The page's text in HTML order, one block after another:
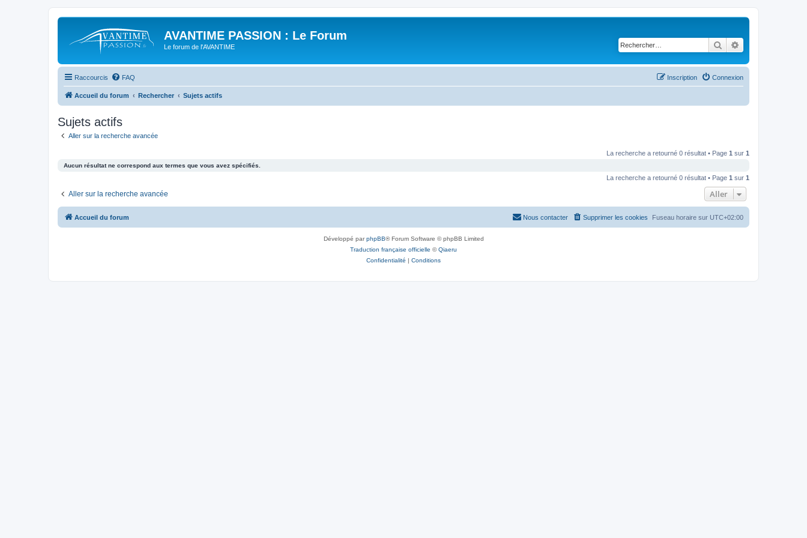
AVANTIME PASSION : Le Forum
Le forum de l'AVANTIME Rechercher
Raccourcis FAQ Connexion
Inscription
Accueil du forum Rechercher Sujets actifs
Sujets actifs
Aller sur la recherche avancée
La recherche a retourné 0 résultat • Page 1 sur 1
Aucun résultat ne correspond aux termes que vous avez spécifiés.
La recherche a retourné 0 résultat • Page 1 sur 1
Aller sur la recherche avancée Aller
Accueil du forum Fuseau horaire sur UTC+02:00
Supprimer les cookies
Nous contacter
Développé parphpBB® Forum Software © phpBB Limited
Traduction française officielle ©Qiaeru
Confidentialité | Conditions